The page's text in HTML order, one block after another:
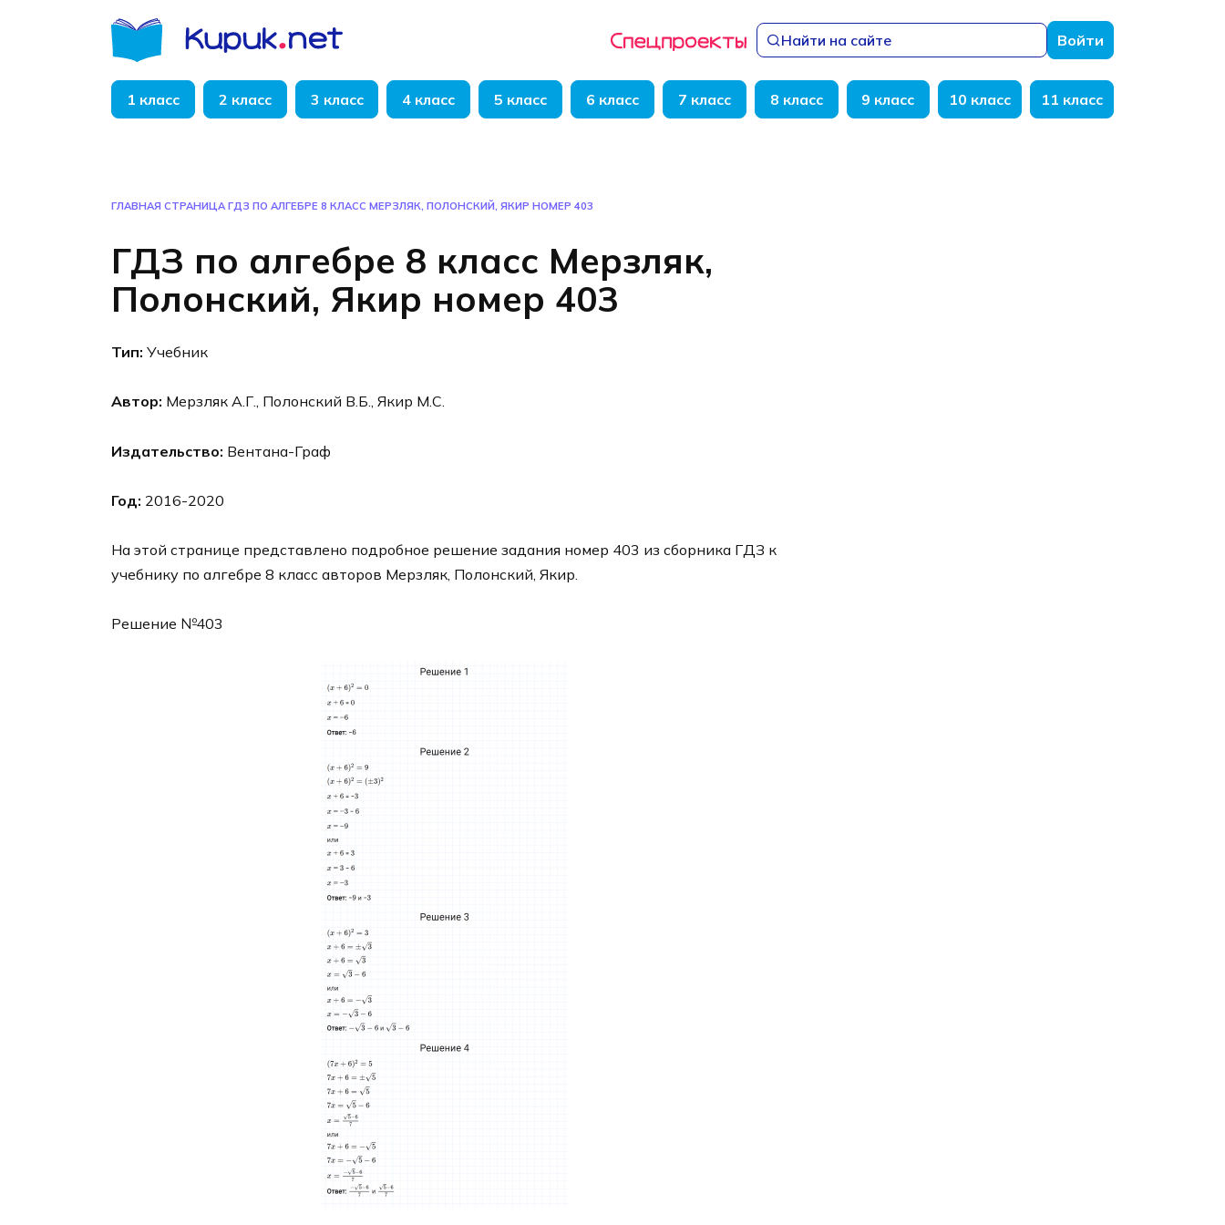
Найти на сайте Войти
1 класс 2 класс 3 класс 4 класс 5 класс 6 класс 7 класс 8 класс 9 класс 10 класс 11 класс
ГЛАВНАЯ СТРАНИЦА ГДЗ ПО АЛГЕБРЕ 8 КЛАСС МЕРЗЛЯК, ПОЛОНСКИЙ, ЯКИР НОМЕР 403
ГДЗ по алгебре 8 класс Мерзляк,
Полонский, Якир номер 403
Тип: Учебник
Автор: Мерзляк А.Г., Полонский В.Б., Якир М.С.
Издательство: Вентана-Граф
Год: 2016-2020
На этой странице представлено подробное решение задания номер 403 из сборника ГДЗ к
учебнику по алгебре 8 класс авторов Мерзляк, Полонский, Якир.
Решение №403